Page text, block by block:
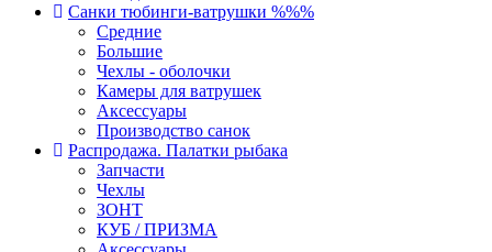
Санки тюбинги-ватрушки %%%
Средние
Большие
Чехлы - оболочки
Камеры для ватрушек
Аксессуары
Производство санок
Распродажа. Палатки рыбака
Запчасти
Чехлы
ЗОНТ
КУБ / ПРИЗМА